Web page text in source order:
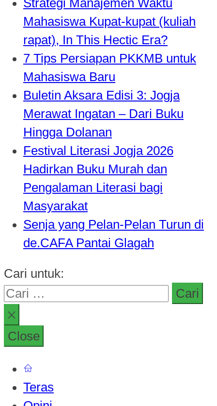
Strategi Manajemen Waktu
Mahasiswa Kupat-kupat (kuliah
rapat), In This Hectic Era?
7 Tips Persiapan PKKMB untuk
Mahasiswa Baru
Buletin Aksara Edisi 3: Jogja
Merawat Ingatan – Dari Buku
Hingga Dolanan
Festival Literasi Jogja 2026
Hadirkan Buku Murah dan
Pengalaman Literasi bagi
Masyarakat
Senja yang Pelan-Pelan Turun di
de.CAFA Pantai Glagah
Cari untuk:
Close
Teras